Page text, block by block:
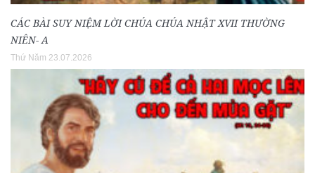
CÁC BÀI SUY NIỆM LỜI CHÚA CHÚA NHẬT XVII THƯỜNG
NIÊN- A
Thứ Năm 23.07.2026